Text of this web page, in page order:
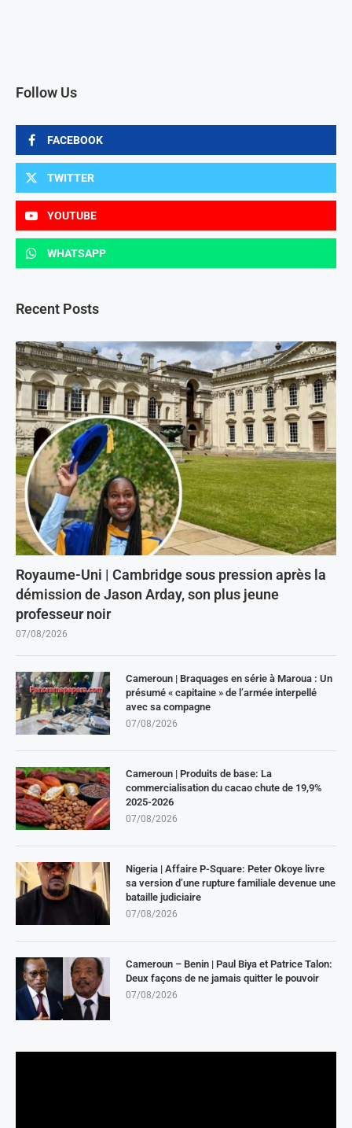
Follow Us
FACEBOOK
TWITTER
YOUTUBE
WHATSAPP
Recent Posts
Royaume-Uni | Cambridge sous pression après la
démission de Jason Arday, son plus jeune
professeur noir
07/08/2026
Cameroun | Braquages en série à Maroua : Un
présumé « capitaine » de l’armée interpellé
avec sa compagne
07/08/2026
Cameroun | Produits de base: La
commercialisation du cacao chute de 19,9%
2025-2026
07/08/2026
Nigeria | Affaire P-Square: Peter Okoye livre
sa version d’une rupture familiale devenue une
bataille judiciaire
07/08/2026
Cameroun – Benin | Paul Biya et Patrice Talon:
Deux façons de ne jamais quitter le pouvoir
07/08/2026